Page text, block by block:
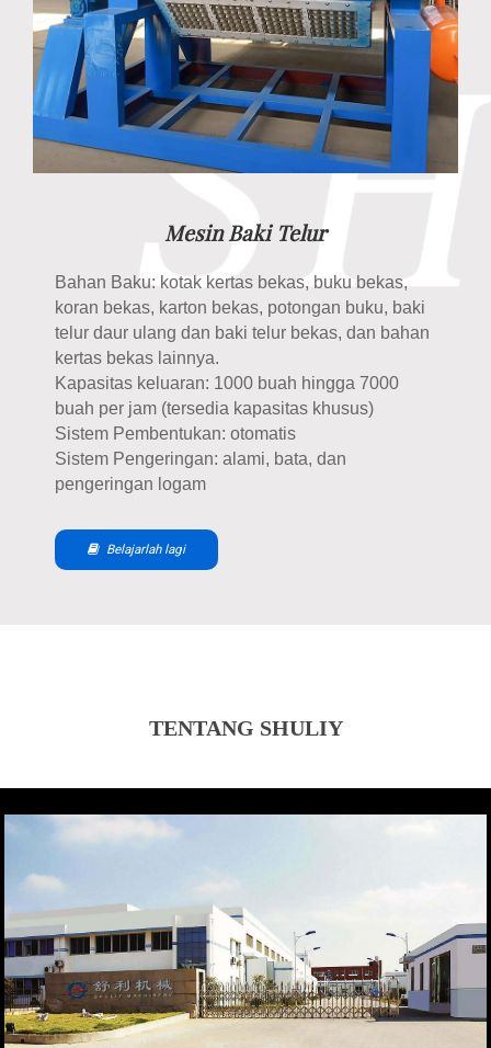
Mesin Baki Telur
Bahan Baku: kotak kertas bekas, buku bekas,
koran bekas, karton bekas, potongan buku, baki
telur daur ulang dan baki telur bekas, dan bahan
kertas bekas lainnya.
Kapasitas keluaran: 1000 buah hingga 7000
buah per jam (tersedia kapasitas khusus)
Sistem Pembentukan: otomatis
Sistem Pengeringan: alami, bata, dan
pengeringan logam
Belajarlah lagi
TENTANG SHULIY